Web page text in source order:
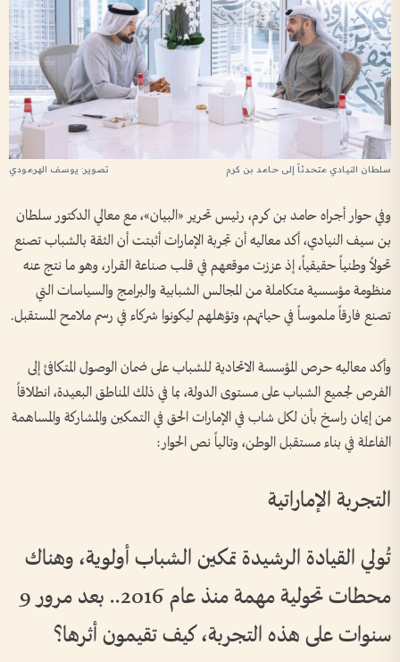
تصوير: يوسف الهرمودي سلطان النيادي متحدثاً إلى حامد بن كرم
وفي حوار أجراه حامد بن كرم، رئيس تحرير «البيان»، مع معالي الدكتور سلطان
بن سيف النيادي، أكد معاليه أن تجربة الإمارات أثبتت أن الثقة بالشباب تصنع
تحولاً وطنياً حقيقياً، إذ عززت موقعهم في قلب صناعة القرار، وهو ما نتج عنه
منظومة مؤسسية متكاملة من المجالس الشبابية والبرامج والسياسات التي
تصنع فارقاً ملموساً في حياتهم، وتؤهلهم ليكونوا شركاء في رسم ملامح المستقبل.
وأكد معاليه حرص المؤسسة الاتحادية للشباب على ضمان الوصول المتكافئ إلى
الفرص لجميع الشباب على مستوى الدولة، بما في ذلك المناطق البعيدة، انطلاقاً
من إيمان راسخ بأن لكل شاب في الإمارات الحق في التمكين والمشاركة والمساهمة
الفاعلة في بناء مستقبل الوطن، وتالياً نص الحوار:
التجربة الإماراتية
تُولي القيادة الرشيدة تمكين الشباب أولوية، وهناك
محطات تحولية مهمة منذ عام 2016.. بعد مرور 9
سنوات على هذه التجربة، كيف تقيمون أثرها؟